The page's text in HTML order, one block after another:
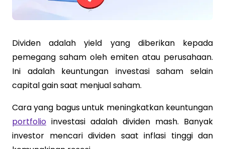
Dividen adalah yield yang diberikan kepada
pemegang saham oleh emiten atau perusahaan.
Ini adalah keuntungan investasi saham selain
capital gain saat menjual saham.
Cara yang bagus untuk meningkatkan keuntungan
portfolio investasi adalah dividen mash. Banyak
investor mencari dividen saat inflasi tinggi dan